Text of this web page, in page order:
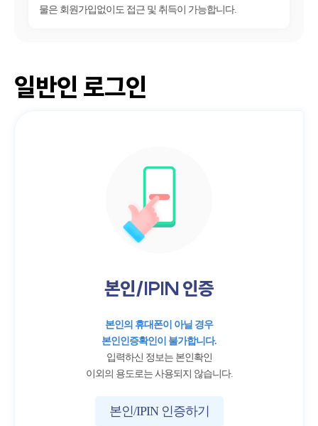
물은 회원가입없이도 접근 및 취득이 가능합니다.
일반인 로그인
본인/IPIN 인증
본인의 휴대폰이 아닐 경우
본인인증확인이 불가합니다.
입력하신 정보는 본인확인
이외의 용도로는 사용되지 않습니다.
본인/IPIN 인증하기